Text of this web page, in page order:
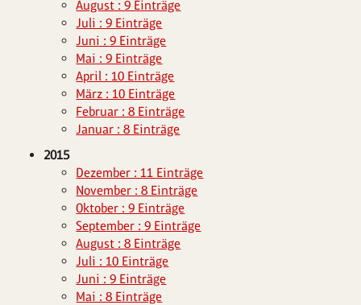
August : 9 Einträge
Juli : 9 Einträge
Juni : 9 Einträge
Mai : 9 Einträge
April : 10 Einträge
März : 10 Einträge
Februar : 8 Einträge
Januar : 8 Einträge
2015
Dezember : 11 Einträge
November : 8 Einträge
Oktober : 9 Einträge
September : 9 Einträge
August : 8 Einträge
Juli : 10 Einträge
Juni : 9 Einträge
Mai : 8 Einträge